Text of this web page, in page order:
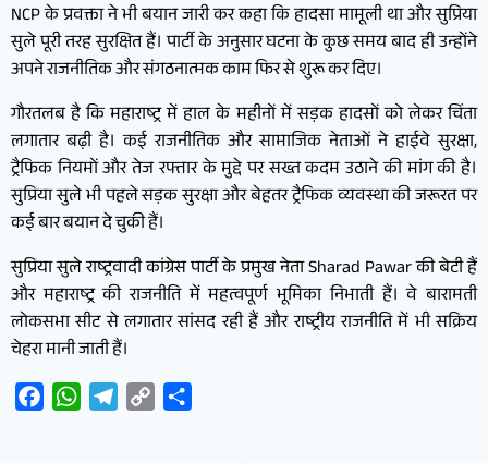
NCP के प्रवक्ता ने भी बयान जारी कर कहा कि हादसा मामूली था और सुप्रिया
सुले पूरी तरह सुरक्षित हैं। पार्टी के अनुसार घटना के कुछ समय बाद ही उन्होंने
अपने राजनीतिक और संगठनात्मक काम फिर से शुरू कर दिए।
गौरतलब है कि महाराष्ट्र में हाल के महीनों में सड़क हादसों को लेकर चिंता
लगातार बढ़ी है। कई राजनीतिक और सामाजिक नेताओं ने हाईवे सुरक्षा,
ट्रैफिक नियमों और तेज रफ्तार के मुद्दे पर सख्त कदम उठाने की मांग की है।
सुप्रिया सुले भी पहले सड़क सुरक्षा और बेहतर ट्रैफिक व्यवस्था की जरूरत पर
कई बार बयान दे चुकी हैं।
सुप्रिया सुले राष्ट्रवादी कांग्रेस पार्टी के प्रमुख नेता Sharad Pawar की बेटी हैं
और महाराष्ट्र की राजनीति में महत्वपूर्ण भूमिका निभाती हैं। वे बारामती
लोकसभा सीट से लगातार सांसद रही हैं और राष्ट्रीय राजनीति में भी सक्रिय
चेहरा मानी जाती हैं।
FacebookWhatsAppTelegram
Copy